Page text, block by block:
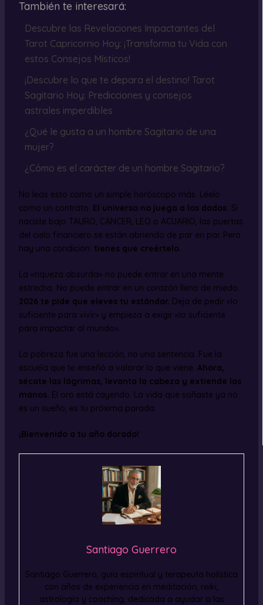
También te interesará:
Descubre las Revelaciones Impactantes del
Tarot Capricornio Hoy: ¡Transforma tu Vida con
estos Consejos Místicos!
¡Descubre lo que te depara el destino! Tarot
Sagitario Hoy: Predicciones y consejos
astrales imperdibles
¿Qué le gusta a un hombre Sagitario de una
mujer?
¿Cómo es el carácter de un hombre Sagitario?
No leas esto como un simple horóscopo más. Léelo
como un contrato. El universo no juega a los dados. Si
naciste bajo TAURO, CÁNCER, LEO o ACUARIO, las puertas
del cielo financiero se están abriendo de par en par. Pero
hay una condición: tienes que creértelo.
La «riqueza absurda» no puede entrar en una mente
estrecha. No puede entrar en un corazón lleno de miedo.
2026 te pide que eleves tu estándar. Deja de pedir «lo
suficiente para vivir» y empieza a exigir «lo suficiente
para impactar al mundo».
La pobreza fue una lección, no una sentencia. Fue la
escuela que te enseñó a valorar lo que viene. Ahora,
sécate las lágrimas, levanta la cabeza y extiende las
manos. El oro está cayendo. La vida que soñaste ya no
es un sueño, es tu próxima parada.
¡Bienvenido a tu año dorado!
Santiago Guerrero
Santiago Guerrero, guía espiritual y terapeuta holística
con años de experiencia en meditación, reiki,
astrología y coaching, dedicada a ayudar a las